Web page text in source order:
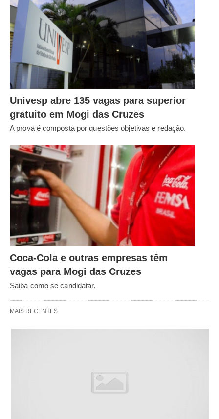
Univesp abre 135 vagas para superior
gratuito em Mogi das Cruzes
A prova é composta por questões objetivas e redação.
Coca-Cola e outras empresas têm
vagas para Mogi das Cruzes
Saiba como se candidatar.
MAIS RECENTES